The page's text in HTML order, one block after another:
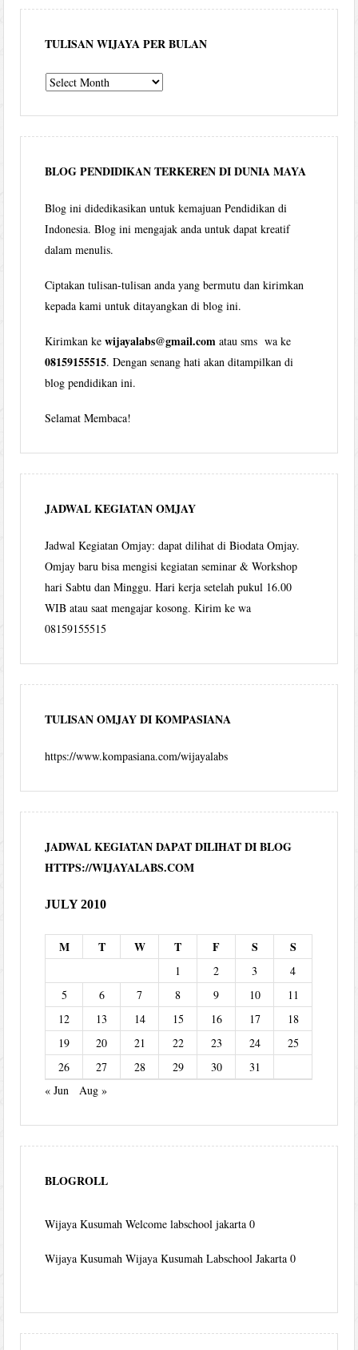
TULISAN WIJAYA PER BULAN
Tulisan
per
bulan
BLOG PENDIDIKAN TERKEREN DI DUNIA MAYA
Blog ini didedikasikan untuk kemajuan Pendidikan di
Indonesia. Blog ini mengajak anda untuk dapat kreatif
dalam menulis.
Ciptakan tulisan-tulisan anda yang bermutu dan kirimkan
kepada kami untuk ditayangkan di blog ini.
Kirimkan kewijayalabs@gmail.com atau sms wa ke
08159155515. Dengan senang hati akan ditampilkan di
blog pendidikan ini.
Selamat Membaca!
JADWAL KEGIATAN OMJAY
Jadwal Kegiatan Omjay: dapat dilihat di Biodata Omjay.
Omjay baru bisa mengisi kegiatan seminar & Workshop
hari Sabtu dan Minggu. Hari kerja setelah pukul 16.00
WIB atau saat mengajar kosong. Kirim ke wa
08159155515
TULISAN OMJAY DI KOMPASIANA
https://www.kompasiana.com/wijayalabs
JADWAL KEGIATAN DAPAT DILIHAT DI BLOG
HTTPS://WIJAYALABS.COM
JULY 2010
M T W T F S S
1 2 3
4
5
6 7 8 9 10
11
12
13 14 15 16 17
18
19
20 21 22 23 24
25
26
27 28 29 30
31
« Jun
Aug »
BLOGROLL
Wijaya Kusumah Welcome labschool jakarta 0
Wijaya Kusumah Wijaya Kusumah Labschool Jakarta 0